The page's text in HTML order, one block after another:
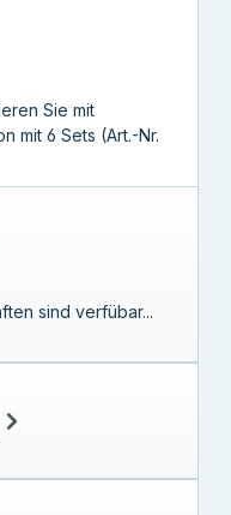
Sie mit
mit 6 Sets (Art.-Nr.
sind verfübar...